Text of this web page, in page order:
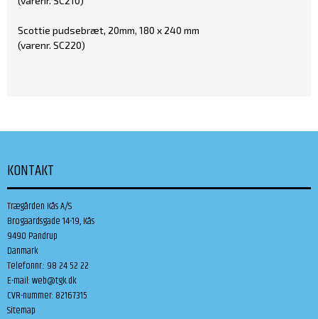
Scottie pudsebræt, 20mm, 180 x 240 mm
(varenr. SC220)
KONTAKT
Trægården Kås A/S
Brogaardsgade 14-19, Kås
9490 Pandrup
Danmark
Telefonnr.: 98 24 52 22
E-mail:web@tgk.dk
CVR-nummer: 82167315
Sitemap